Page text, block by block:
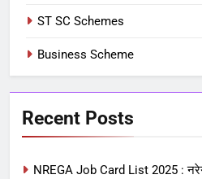
ST SC Schemes
Business Scheme
Recent Posts
NREGA Job Card List 2025 :